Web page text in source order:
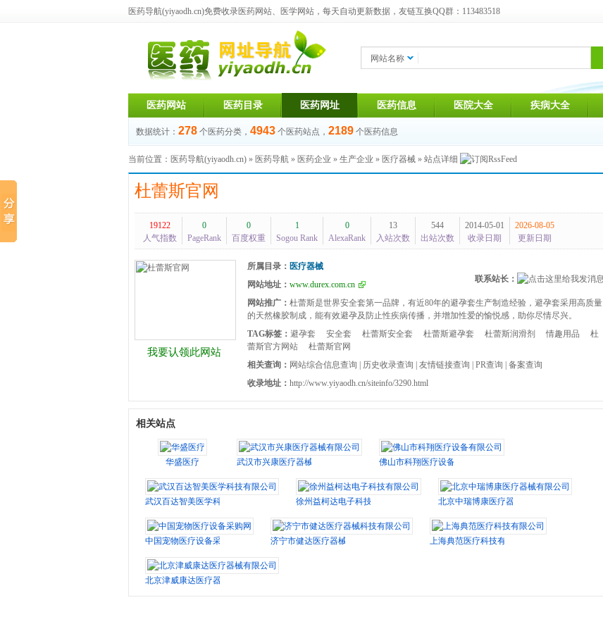
医药导航(yiyaodh.cn)免费收录医药网站、医学网站，每天自动更新数据，友链互换QQ群：113483518
网站名称
医药网站 医药目录 医药网址 医药信息 医院大全 疾病大全
数据统计： 278 个医药分类， 4943 个医药站点， 2189 个医药信息
当前位置： 医药导航(yiyaodh.cn) » 医药导航 » 医药企业 » 生产企业 » 医疗器械 » 站点详细
杜蕾斯官网
19122
人气指数
0
PageRank
0
百度权重
1
Sogou Rank
0
AlexaRank
13
入站次数
544
出站次数
2014-05-01
收录日期
2026-08-05
更新日期
我要认领此网站
所属目录： 医疗器械
联系站长：
网站地址： www.durex.com.cn
网站推广： 杜蕾斯是世界安全套第一品牌，有近80年的避孕套生产制造经验，避孕套采用高质量
的天然橡胶制成，能有效避孕及防止性疾病传播，并增加性爱的愉悦感，助你尽情尽兴。
TAG标签： 避孕套 安全套 杜蕾斯安全套 杜蕾斯避孕套 杜蕾斯润滑剂 情趣用品
杜
蕾斯官方网站
杜蕾斯官网
相关查询： 网站综合信息查询 历史收录查询 友情链接查询 PR查询
备案查询
收录地址： http://www.yiyaodh.cn/siteinfo/3290.html
相关站点
华盛医疗 武汉市兴康医疗器械有限公司 佛山市科翔医疗设备有限公司
武汉百达智美医学科技有限公司 徐州益柯达电子科技有限公司 北京中瑞博康医疗器械有限公司
中国宠物医疗设备采购网 济宁市健达医疗器械科技有限公司 上海典范医疗科技有限公司
北京津威康达医疗器械有限公司